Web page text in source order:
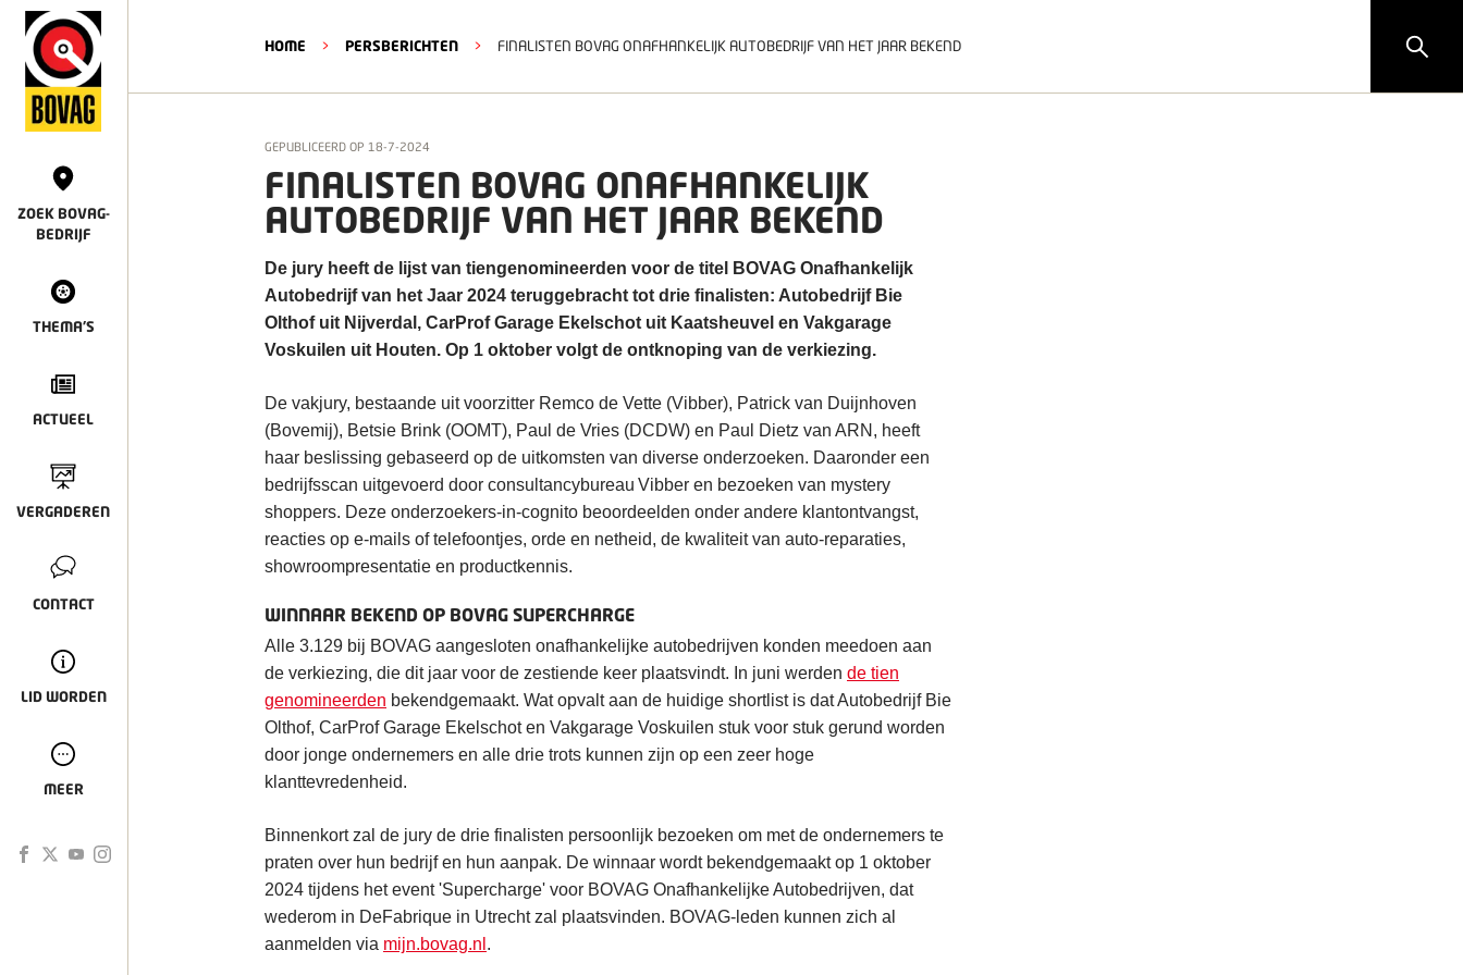
ZOEK BOVAG-
BEDRIJF
THEMA'S
ACTUEEL
VERGADEREN
CONTACT
LID WORDEN
MEER
HOME > PERSBERICHTEN > FINALISTEN BOVAG ONAFHANKELIJK AUTOBEDRIJF VAN HET JAAR BEKEND
GEPUBLICEERD OP 18-7-2024
FINALISTEN BOVAG ONAFHANKELIJK
AUTOBEDRIJF VAN HET JAAR BEKEND
De jury heeft de lijst van tiengenomineerden voor de titel BOVAG Onafhankelijk
Autobedrijf van het Jaar 2024 teruggebracht tot drie finalisten: Autobedrijf Bie
Olthof uit Nijverdal, CarProf Garage Ekelschot uit Kaatsheuvel en Vakgarage
Voskuilen uit Houten. Op 1 oktober volgt de ontknoping van de verkiezing.
De vakjury, bestaande uit voorzitter Remco de Vette (Vibber), Patrick van Duijnhoven
(Bovemij), Betsie Brink (OOMT), Paul de Vries (DCDW) en Paul Dietz van ARN, heeft
haar beslissing gebaseerd op de uitkomsten van diverse onderzoeken. Daaronder een
bedrijfsscan uitgevoerd door consultancybureau Vibber en bezoeken van mystery
shoppers. Deze onderzoekers-in-cognito beoordeelden onder andere klantontvangst,
reacties op e-mails of telefoontjes, orde en netheid, de kwaliteit van auto-reparaties,
showroompresentatie en productkennis.
WINNAAR BEKEND OP BOVAG SUPERCHARGE
Alle 3.129 bij BOVAG aangesloten onafhankelijke autobedrijven konden meedoen aan
de verkiezing, die dit jaar voor de zestiende keer plaatsvindt. In juni werden de tien
genomineerden bekendgemaakt. Wat opvalt aan de huidige shortlist is dat Autobedrijf Bie
Olthof, CarProf Garage Ekelschot en Vakgarage Voskuilen stuk voor stuk gerund worden
door jonge ondernemers en alle drie trots kunnen zijn op een zeer hoge
klanttevredenheid.
Binnenkort zal de jury de drie finalisten persoonlijk bezoeken om met de ondernemers te
praten over hun bedrijf en hun aanpak. De winnaar wordt bekendgemaakt op 1 oktober
2024 tijdens het event 'Supercharge' voor BOVAG Onafhankelijke Autobedrijven, dat
wederom in DeFabrique in Utrecht zal plaatsvinden. BOVAG-leden kunnen zich al
aanmelden via mijn.bovag.nl .